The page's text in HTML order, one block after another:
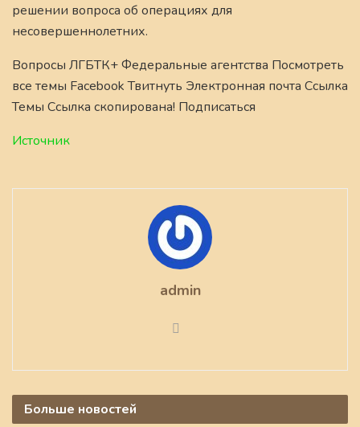
решении вопроса об операциях для
несовершеннолетних.
Вопросы ЛГБТК+ Федеральные агентства Посмотреть
все темы Facebook Твитнуть Электронная почта Ссылка
Темы Ссылка скопирована! Подписаться
Источник
admin
Больше новостей